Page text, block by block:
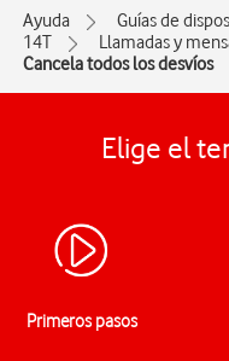
Ayuda Guías de
14T
Llamadas y
Cancela todos los desvíos
Elige el
Primeros pasos